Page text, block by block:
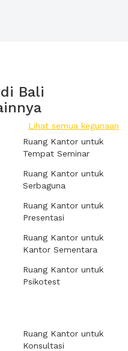
Bali
Lihat semua kegunaan
Ruang Kantor untuk
Tempat Seminar
Ruang Kantor untuk
Serbaguna
Ruang Kantor untuk
Presentasi
Ruang Kantor untuk
Kantor Sementara
Ruang Kantor untuk
Psikotest
Ruang Kantor untuk
Konsultasi